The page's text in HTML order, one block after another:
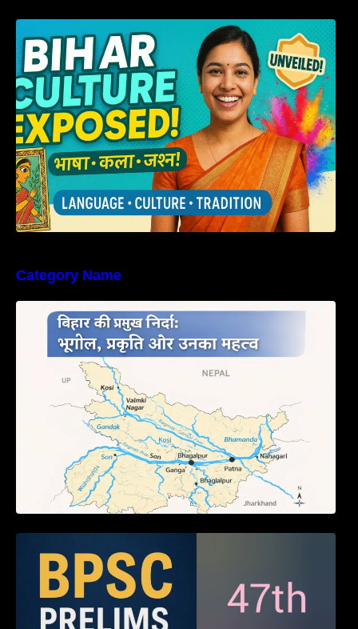
हम बिहारवासी: भाषाओं व संस्कृतियों की धरोहर “हमारा
बिहार”
Category Name
बिहार की नदियों का विस्तृत अध्ययन | Geography of
Rivers in Bihar
Answers (Part – 01)